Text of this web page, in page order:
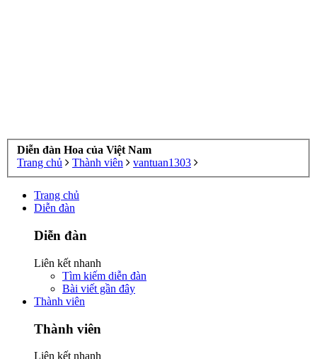
Diễn đàn Hoa của Việt Nam
Trang chủ
Thành viên vantuan1303
Trang chủ
Diễn đàn
Diễn đàn
Liên kết nhanh
Tìm kiếm diễn đàn
Bài viết gần đây
Thành viên
Thành viên
Liên kết nhanh